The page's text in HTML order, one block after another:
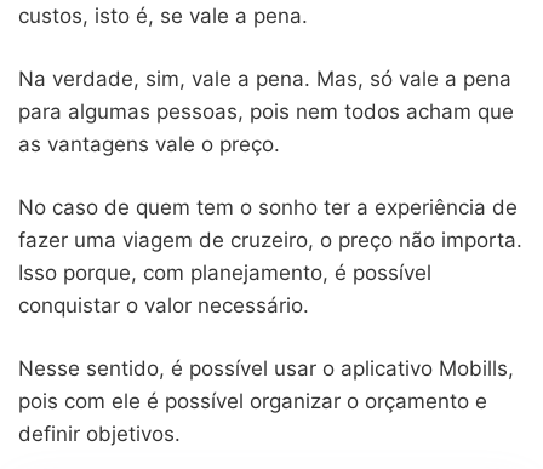
custos, isto é, se vale a pena.
Na verdade, sim, vale a pena. Mas, só vale a pena
para algumas pessoas, pois nem todos acham que
as vantagens vale o preço.
No caso de quem tem o sonho ter a experiência de
fazer uma viagem de cruzeiro, o preço não importa.
Isso porque, com planejamento, é possível
conquistar o valor necessário.
Nesse sentido, é possível usar o aplicativo Mobills,
pois com ele é possível organizar o orçamento e
definir objetivos.